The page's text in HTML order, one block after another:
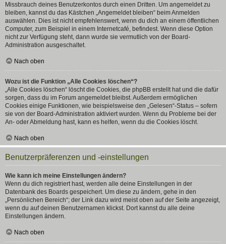
Missbrauch deines Benutzerkontos durch einen Dritten. Um angemeldet zu
bleiben, kannst du das Kästchen „Angemeldet bleiben“ beim Anmelden
auswählen. Dies ist nicht empfehlenswert, wenn du dich an einem öffentlichen
Computer, zum Beispiel in einem Internetcafé, befindest. Wenn diese Option
nicht zur Verfügung steht, dann wurde sie vermutlich von der Board-
Administration ausgeschaltet.
Nach oben
Wozu ist die Funktion „Alle Cookies löschen“?
„Alle Cookies löschen“ löscht die Cookies, die phpBB erstellt hat und die dafür
sorgen, dass du im Forum angemeldet bleibst. Außerdem ermöglichen
Cookies einige Funktionen, wie beispielsweise den „Gelesen“-Status – sofern
sie von der Board-Administration aktiviert wurden. Wenn du Probleme bei der
An- oder Abmeldung hast, kann es helfen, wenn du die Cookies löscht.
Nach oben
Benutzerpräferenzen und -einstellungen
Wie kann ich meine Einstellungen ändern?
Wenn du dich registriert hast, werden alle deine Einstellungen in der
Datenbank des Boards gespeichert. Um diese zu ändern, gehe in den
„Persönlichen Bereich“; der Link dazu wird meist oben auf der Seite angezeigt,
wenn du auf deinen Benutzernamen klickst. Dort kannst du alle deine
Einstellungen ändern.
Nach oben